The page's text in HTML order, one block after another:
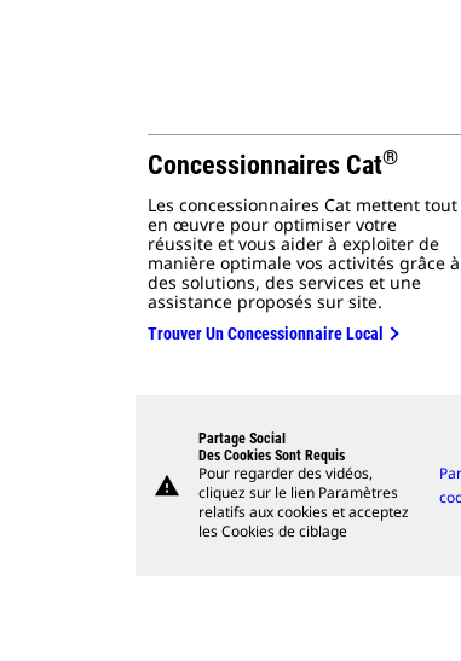
Concessionnaires Cat®
Les concessionnaires Cat mettent tout
en œuvre pour optimiser votre
réussite et vous aider à exploiter de
manière optimale vos activités grâce à
des solutions, des services et une
assistance proposés sur site.
Trouver Un Concessionnaire Local
warning
Partage Social
Des Cookies Sont Requis
Pour regarder des vidéos,
cliquez sur le lien Paramètres
relatifs aux cookies et acceptez
les Cookies de ciblage